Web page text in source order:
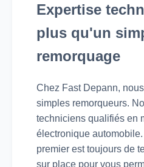
Expertise
plus qu'un
remorquage
Chez Fast Depann,
simples remorqueurs.
techniciens qualifiés en
électronique
premier est toujours de
sur place pour vous